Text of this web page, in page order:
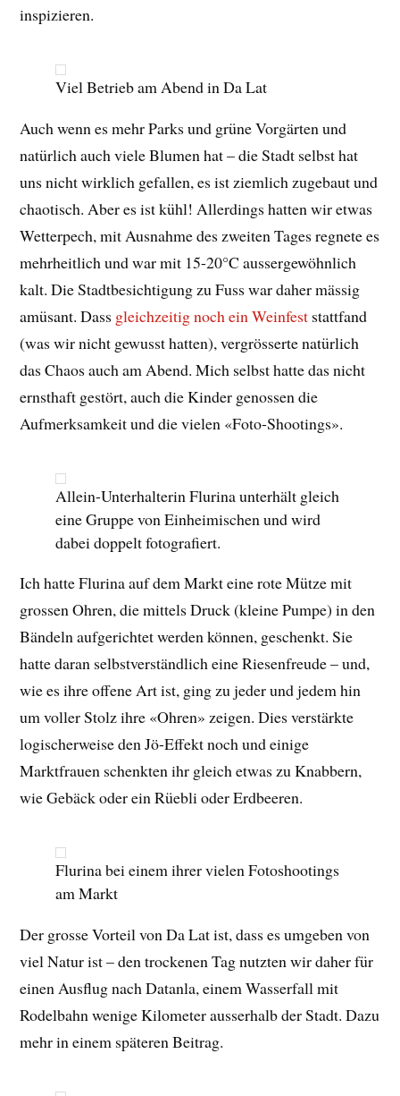
inspizieren.
Viel Betrieb am Abend in Da Lat
Auch wenn es mehr Parks und grüne Vorgärten und
natürlich auch viele Blumen hat – die Stadt selbst hat
uns nicht wirklich gefallen, es ist ziemlich zugebaut und
chaotisch. Aber es ist kühl! Allerdings hatten wir etwas
Wetterpech, mit Ausnahme des zweiten Tages regnete es
mehrheitlich und war mit 15-20°C aussergewöhnlich
kalt. Die Stadtbesichtigung zu Fuss war daher mässig
amüsant. Dass gleichzeitig noch ein Weinfest stattfand
(was wir nicht gewusst hatten), vergrösserte natürlich
das Chaos auch am Abend. Mich selbst hatte das nicht
ernsthaft gestört, auch die Kinder genossen die
Aufmerksamkeit und die vielen «Foto-Shootings».
Allein-Unterhalterin Flurina unterhält gleich
eine Gruppe von Einheimischen und wird
dabei doppelt fotografiert.
Ich hatte Flurina auf dem Markt eine rote Mütze mit
grossen Ohren, die mittels Druck (kleine Pumpe) in den
Bändeln aufgerichtet werden können, geschenkt. Sie
hatte daran selbstverständlich eine Riesenfreude – und,
wie es ihre offene Art ist, ging zu jeder und jedem hin
um voller Stolz ihre «Ohren» zeigen. Dies verstärkte
logischerweise den Jö-Effekt noch und einige
Marktfrauen schenkten ihr gleich etwas zu Knabbern,
wie Gebäck oder ein Rüebli oder Erdbeeren.
Flurina bei einem ihrer vielen Fotoshootings
am Markt
Der grosse Vorteil von Da Lat ist, dass es umgeben von
viel Natur ist – den trockenen Tag nutzten wir daher für
einen Ausflug nach Datanla, einem Wasserfall mit
Rodelbahn wenige Kilometer ausserhalb der Stadt. Dazu
mehr in einem späteren Beitrag.